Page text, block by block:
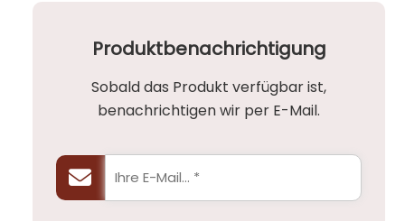
Produktbenachrichtigung
Sobald das Produkt verfügbar ist,
benachrichtigen wir per E-Mail.